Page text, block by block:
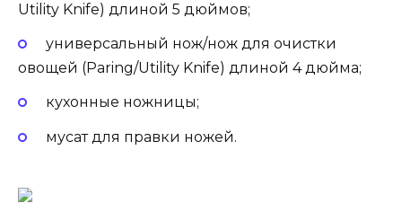
Utility Knife) длиной 5 дюймов;
универсальный нож/нож для очистки
овощей (Paring/Utility Knife) длиной 4 дюйма;
кухонные ножницы;
мусат для правки ножей.